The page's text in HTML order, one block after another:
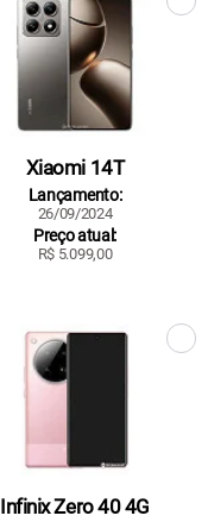
Xiaomi 14T
Lançamento:
26/09/2024
Preço atual:
R$ 5.099,00
Infinix Zero 40 4G